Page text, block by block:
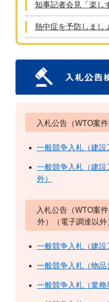
知事記者会見「楽し
熱中症を予防しまし
入札公告（WTO案件
一般競争入札（建設
一般競争入札（建設
外）
入札公告（WTO案
外）（電子調達以外
一般競争入札（建設
一般競争入札（物品
一般競争入札（業務